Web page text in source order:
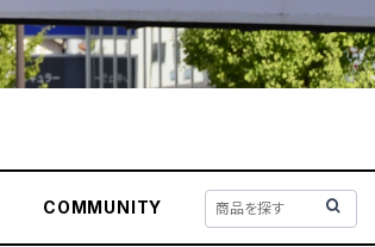
COMMUNITY